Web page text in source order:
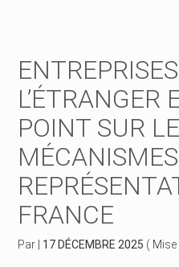
Piloter votre entreprise
Développer votre entreprise
Construire votre patrimoine
Être prêt pour la facturation
Suivre votre comptabilité
Gérer vos ressources humaines
Dématérialiser vos documents
L’ÉTRANGER
POINT SUR
FRANCE
Par 17 DÉCEMBRE 2025 (